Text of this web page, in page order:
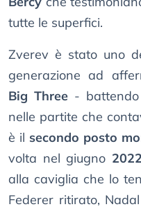
tutte le superfici.
Zverev è stato uno
generazione ad
Big Three- battendo
nelle partite che
è il secondo posto
volta nel giugno 2022
alla caviglia che lo
Federer ritirato,